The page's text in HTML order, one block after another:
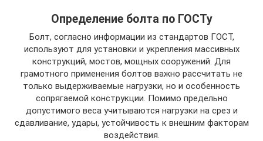
Определение болта по ГОСТу
Болт, согласно информации из стандартов ГОСТ,
используют для установки и укрепления массивных
конструкций, мостов, мощных сооружений. Для
грамотного применения болтов важно рассчитать не
только выдерживаемые нагрузки, но и особенность
сопрягаемой конструкции. Помимо предельно
допустимого веса учитываются нагрузки на срез и
сдавливание, удары, устойчивость к внешним факторам
воздействия.